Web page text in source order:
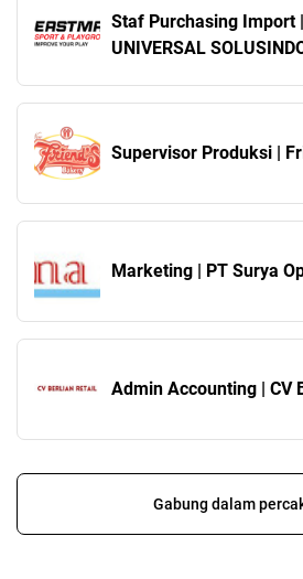
Staf Purchasing Import
UNIVERSAL
Marketing | PT Surya
Admin Accounting | CV
Gabung dalam